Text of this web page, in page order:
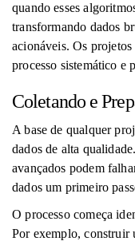
quando esses
transformando dados
acionáveis. Os
processo sistemático e
Coletando e
A base de qualquer
dados de alta
avançados podem
dados um primeiro
O processo começa
Por exemplo, construir